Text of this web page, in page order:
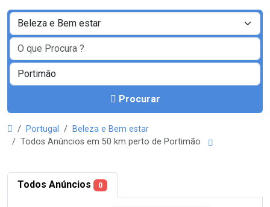
Procurar
Portugal
Beleza e Bem estar
Todos Anúncios em 50 km perto de Portimão
Todos Anúncios 0